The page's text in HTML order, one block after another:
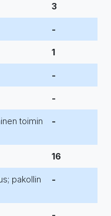
3
-
1
-
-
toimin
-
16
pakollin
-